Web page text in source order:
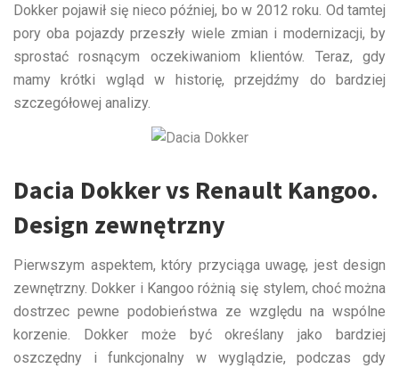
Dokker pojawił się nieco później, bo w 2012 roku. Od tamtej
pory oba pojazdy przeszły wiele zmian i modernizacji, by
sprostać rosnącym oczekiwaniom klientów. Teraz, gdy
mamy krótki wgląd w historię, przejdźmy do bardziej
szczegółowej analizy.
Dacia Dokker vs Renault Kangoo.
Design zewnętrzny
Pierwszym aspektem, który przyciąga uwagę, jest design
zewnętrzny. Dokker i Kangoo różnią się stylem, choć można
dostrzec pewne podobieństwa ze względu na wspólne
korzenie. Dokker może być określany jako bardziej
oszczędny i funkcjonalny w wyglądzie, podczas gdy